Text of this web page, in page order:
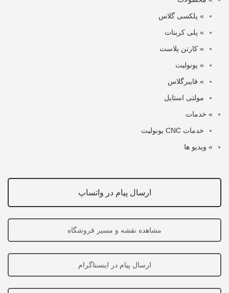
» پلکسی گلاس
» پلی کربنات
» کارتن پلاست
» یونولیت
» فایبرگلاس
مولتی استایل
» خدمات
خدمات CNC یونولیت
» ویدیو ها
ارسال پیام در واتساپ
مشاهده نقشه و مسیر فروشگاه
ارسال پیام در اینستاگرام